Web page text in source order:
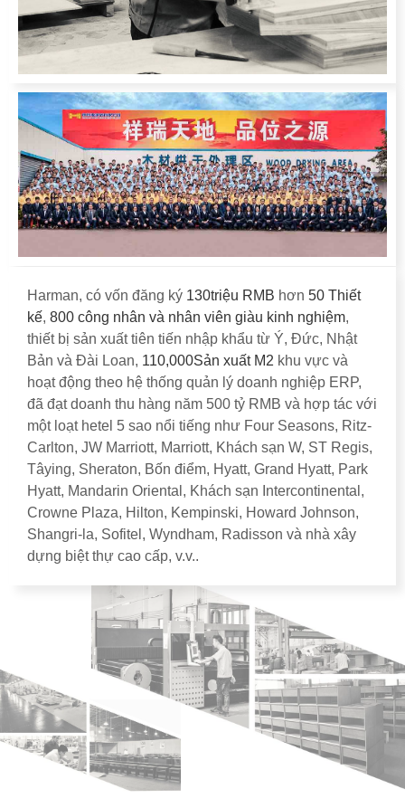
Harman, có vốn đăng ký 130triệu RMB hơn 50 Thiết
kế, 800 công nhân và nhân viên giàu kinh nghiệm,
thiết bị sản xuất tiên tiến nhập khẩu từ Ý, Đức, Nhật
Bản và Đài Loan, 110,000Sản xuất M2 khu vực và
hoạt động theo hệ thống quản lý doanh nghiệp ERP,
đã đạt doanh thu hàng năm 500 tỷ RMB và hợp tác với
một loạt hetel 5 sao nổi tiếng như Four Seasons, Ritz-
Carlton, JW Marriott, Marriott, Khách sạn W, ST Regis,
Tâying, Sheraton, Bốn điểm, Hyatt, Grand Hyatt, Park
Hyatt, Mandarin Oriental, Khách sạn Intercontinental,
Crowne Plaza, Hilton, Kempinski, Howard Johnson,
Shangri-la, Sofitel, Wyndham, Radisson và nhà xây
dựng biệt thự cao cấp, v.v..